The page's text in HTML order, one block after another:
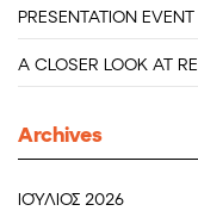
PRESENTATION
A CLOSER LOOK AT
Archives
ΙΟΎΛΙΟΣ 2026